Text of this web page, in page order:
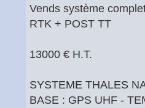
Vends système
RTK + POST TT
13000 € H.T.
SYSTEME THALES
BASE : GPS UHF -